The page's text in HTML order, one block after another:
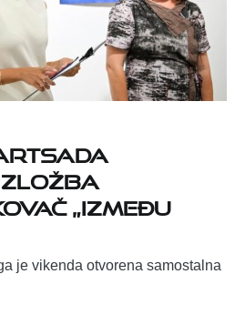
„Između
je vikenda otvorena samostalna